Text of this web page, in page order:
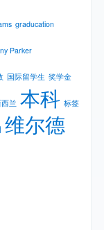
graducation
Parker
国际留学生 奖学金
兰 本科 标签
维尔德